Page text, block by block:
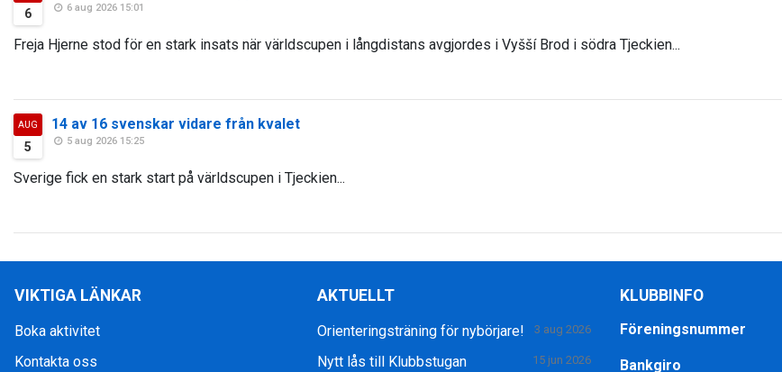
6 6 aug 2026 15:01
Freja Hjerne stod för en stark insats när världscupen i långdistans avgjordes i Vyšší Brod i södra Tjeckien...
AUG
5
14 av 16 svenskar vidare från kvalet
5 aug 2026 15:25
Sverige fick en stark start på världscupen i Tjeckien...
VIKTIGA LÄNKAR
Boka aktivitet
Kontakta oss
AKTUELLT
Orienteringsträning för nybörjare! 3 aug 2026
Nytt lås till Klubbstugan 15 jun 2026
KLUBBINFO
Föreningsnummer
Bankgiro